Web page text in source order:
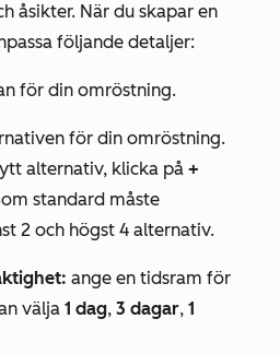
åsikter. När du skapar en
följande detaljer:
för din omröstning.
för din omröstning.
alternativ, klicka på +
standard måste
2 och högst 4 alternativ.
ange en tidsram för
välja 1 dag, 3 dagar, 1